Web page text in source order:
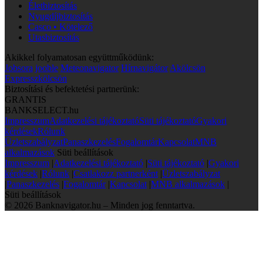
Életbiztosítás
Nyugdíjbiztosítás
Casco • Kötelező
Utasbiztosítás
Akikkel folyamatosan együttműködünk:
Jobsora jooble Meteonavigator Hírnavigátor Akölcsön
Expresszkölcsön
Biztosítási és befektetési partnerünk:
GRANTIS
BANKSELECT.hu
ImpresszumAdatkezelési tájékoztatóSüti tájékoztatóGyakori
kérdésekRólunk
ÜzletszabályzatPanaszkezelésFogalomtárKapcsolatMNB
alkalmazások Süti beállítások
Impresszum |Adatkezelési tájékoztató |Süti tájékoztató |Gyakori
kérdések |Rólunk |Csatlakozz partnerként |Üzletszabályzat
|Panaszkezelés |Fogalomtár |Kapcsolat |MNB alkalmazások |
Süti beállítások
© 2026 Banknavigator.hu – Minden jog fenntartva.